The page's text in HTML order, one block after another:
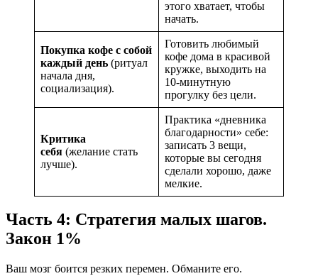
этого хватает, чтобы
начать.
Покупка кофе с собой
каждый день (ритуал
начала дня,
социализация).
Готовить любимый
кофе дома в красивой
кружке, выходить на
10-минутную
прогулку без цели.
Критика
себя (желание стать
лучше).
Практика «дневника
благодарности» себе:
записать 3 вещи,
которые вы сегодня
сделали хорошо, даже
мелкие.
Часть 4: Стратегия малых шагов.
Закон 1%
Ваш мозг боится резких перемен. Обманите его.